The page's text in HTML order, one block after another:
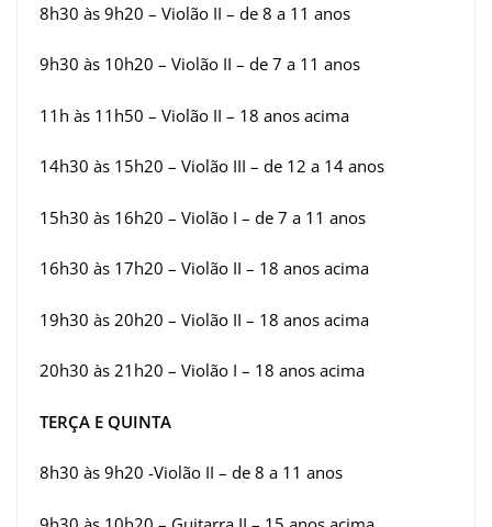
8h30 às 9h20 – Violão II – de 8 a 11 anos
9h30 às 10h20 – Violão II – de 7 a 11 anos
11h às 11h50 – Violão II – 18 anos acima
14h30 às 15h20 – Violão III – de 12 a 14 anos
15h30 às 16h20 – Violão I – de 7 a 11 anos
16h30 às 17h20 – Violão II – 18 anos acima
19h30 às 20h20 – Violão II – 18 anos acima
20h30 às 21h20 – Violão I – 18 anos acima
TERÇA E QUINTA
8h30 às 9h20 -Violão II – de 8 a 11 anos